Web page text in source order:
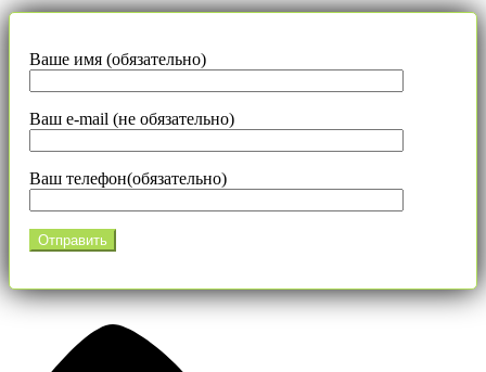
Ваше имя (обязательно)
Ваш e-mail (не обязательно)
Ваш телефон(обязательно)